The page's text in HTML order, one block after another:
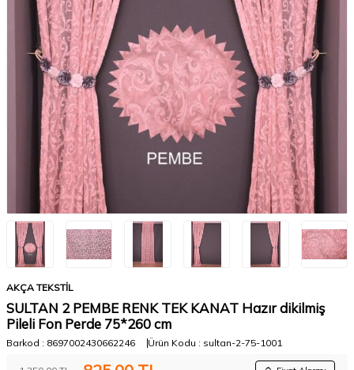
AKÇA TEKSTİL
SULTAN 2 PEMBE RENK TEK KANAT Hazır dikilmiş
Pileli Fon Perde 75*260 cm
Barkod : 8697002430662246 Ürün Kodu : sultan-2-75-1001